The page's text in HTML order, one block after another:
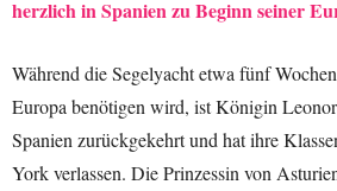
herzlich in Spanien zu Beginn seiner
Während die Segelyacht etwa fünf
Europa benötigen wird, ist Königin
Spanien zurückgekehrt und hat ihre
York verlassen. Die Prinzessin von